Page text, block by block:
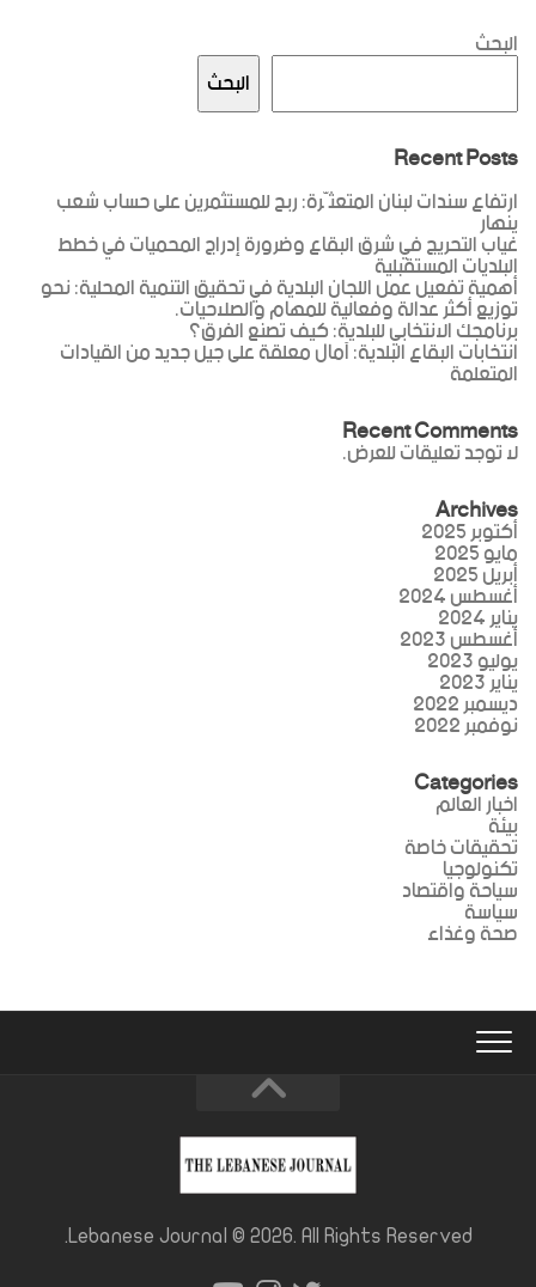
البحث
البحث
Recent Posts
ارتفاع سندات لبنان المتعثّرة: ربح للمستثمرين على حساب شعب
ينهار
غياب التحريج في شرق البقاع وضرورة إدراج المحميات في خطط
البلديات المستقبلية
أهمية تفعيل عمل اللجان البلدية في تحقيق التنمية المحلية: نحو
توزيع أكثر عدالة وفعالية للمهام والصلاحيات.
برنامجك الانتخابي للبلدية: كيف تصنع الفرق؟
انتخابات البقاع البلدية: آمال معلقة على جيل جديد من القيادات
المتعلمة
Recent Comments
لا توجد تعليقات للعرض.
Archives
أكتوبر 2025
مايو 2025
أبريل 2025
أغسطس 2024
يناير 2024
أغسطس 2023
يوليو 2023
يناير 2023
ديسمبر 2022
نوفمبر 2022
Categories
اخبار العالم
بيئة
تحقيقات خاصة
تكنولوجيا
سياحة واقتصاد
سياسة
صحة وغذاء
Lebanese Journal © 2026. All Rights Reserved.